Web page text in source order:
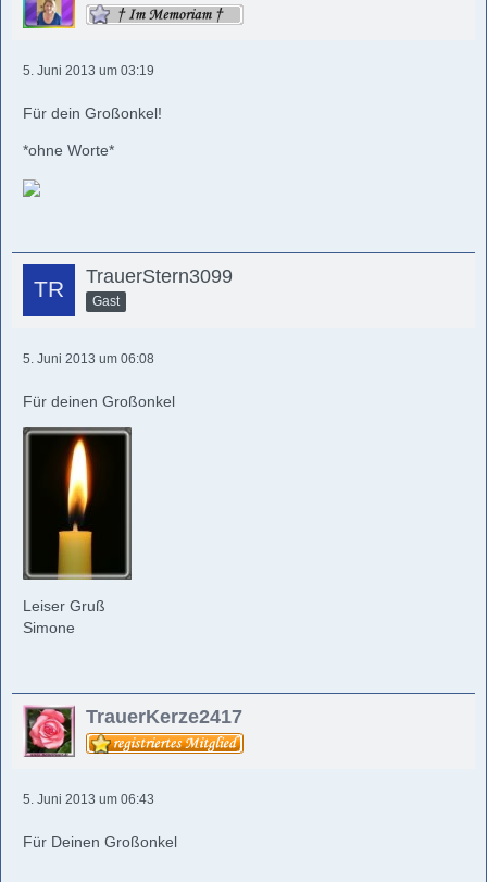
5. Juni 2013 um 03:19
Für dein Großonkel!
*ohne Worte*
TrauerStern3099
Gast
5. Juni 2013 um 06:08
Für deinen Großonkel
Leiser Gruß
Simone
TrauerKerze2417
5. Juni 2013 um 06:43
Für Deinen Großonkel